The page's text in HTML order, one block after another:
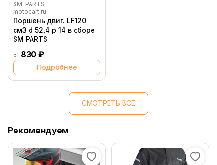
SM-PARTS
motodart.ru
Поршень двиг. LF120
см3 d 52,4 p 14 в сборе
SM PARTS
от 830 ₽
Подробнее
СМОТРЕТЬ ВСЕ
Рекомендуем